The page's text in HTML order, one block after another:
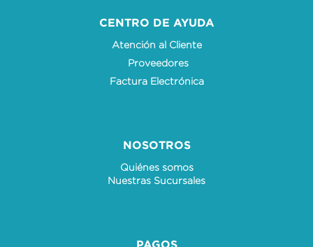
CENTRO DE AYUDA
Atención al Cliente
Proveedores
Factura Electrónica
NOSOTROS
Quiénes somos
Nuestras Sucursales
PAGOS